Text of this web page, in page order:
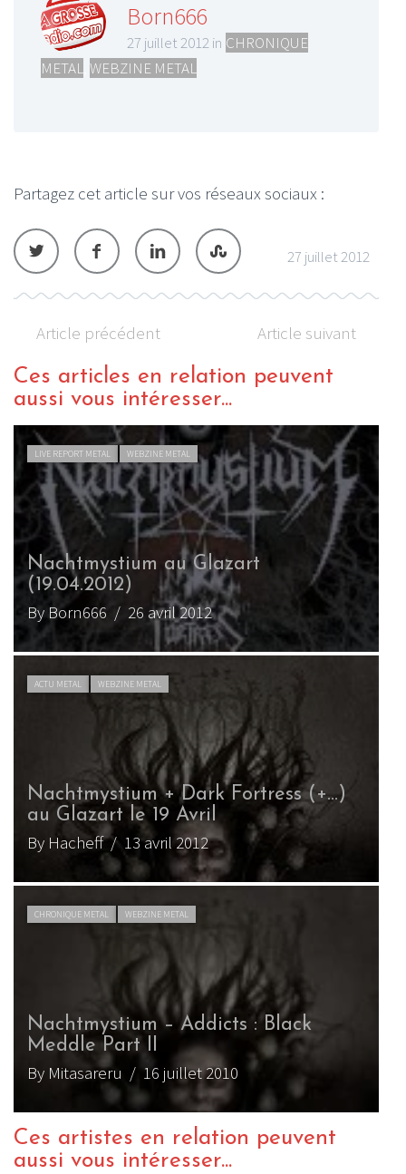
Born666
27 juillet 2012 in CHRONIQUE
METAL WEBZINE METAL
Partagez cet article sur vos réseaux sociaux :
27 juillet 2012
Article précédent Article suivant
Ces articles en relation peuvent
aussi vous intéresser...
LIVE REPORT METAL WEBZINE METAL
Nachtmystium au Glazart
(19.04.2012)
By Born666 / 26 avril 2012
ACTU METAL WEBZINE METAL
Nachtmystium + Dark Fortress (+…)
au Glazart le 19 Avril
By Hacheff/ 13 avril 2012
CHRONIQUE METAL WEBZINE METAL
Nachtmystium – Addicts : Black
Meddle Part II
By Mitasareru / 16 juillet 2010
Ces artistes en relation peuvent
aussi vous intéresser...